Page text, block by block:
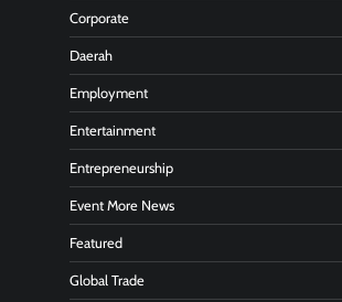
Corporate
Daerah
Employment
Entertainment
Entrepreneurship
Event More News
Featured
Global Trade